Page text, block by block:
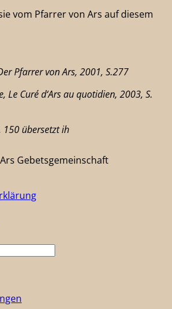
vom Pfarrer von Ars auf diesem
Pfarrer von Ars, 2001, S.277
Le Curé d‘Ars au quotidien, 2003, S.
150 übersetzt ih
Gebetsgemeinschaft